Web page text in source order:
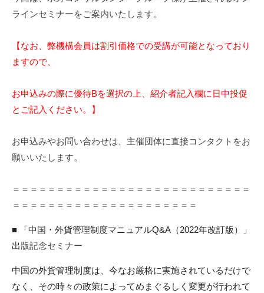
ラインセミナーをご案内いたします。
【なお、弊機構会員は割引価格での受講が可能となっており
ますので、
お申込みの際に優待Bを選択の上、紹介者記入欄に日中投促
とご記入ください。】
お申込みやお問い合わせは、主催団体に直接コンタクトをお
願いいたします。
＝＝＝＝＝＝＝＝＝＝＝＝＝＝＝＝＝＝＝＝＝＝＝＝＝＝＝
＝＝＝＝＝＝＝＝＝＝＝＝＝＝＝＝＝＝＝＝＝
■ 「中国・外貨管理制度マニュアルQ&A （2022年改訂版）」
出版記念セミナー
中国の外貨管理制度は、今なお厳格に実施されているだけで
なく、 その時々の政策によってめまぐるしく変更が行われて